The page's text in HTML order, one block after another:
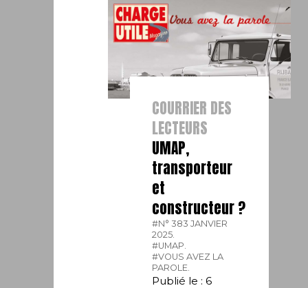
COURRIER DES
LECTEURS
UMAP,
transporteur
et
constructeur ?
#N° 383 JANVIER
2025.
#UMAP.
#VOUS AVEZ LA
PAROLE.
Publié le : 6